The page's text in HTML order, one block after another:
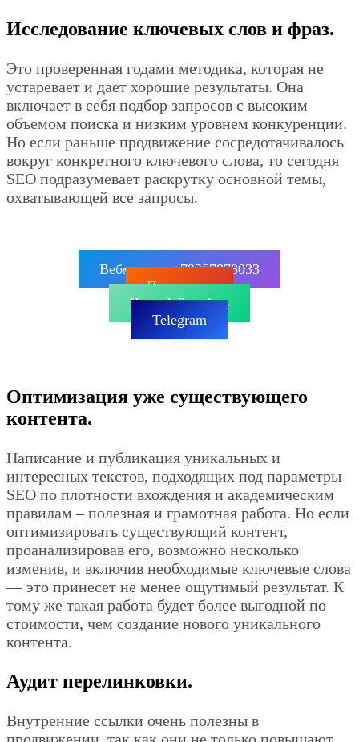
Исследование ключевых слов и фраз.
Это проверенная годами методика, которая не
устаревает и дает хорошие результаты. Она
включает в себя подбор запросов с высоким
объемом поиска и низким уровнем конкуренции.
Но если раньше продвижение сосредотачивалось
вокруг конкретного ключевого слова, то сегодня
SEO подразумевает раскрутку основной темы,
охватывающей все запросы.
Вебмастер: +79267878033
Позвонить
Чат в WhatsApp
Telegram
Оптимизация уже существующего
контента.
Написание и публикация уникальных и
интересных текстов, подходящих под параметры
SEO по плотности вхождения и академическим
правилам – полезная и грамотная работа. Но если
оптимизировать существующий контент,
проанализировав его, возможно несколько
изменив, и включив необходимые ключевые слова
— это принесет не менее ощутимый результат. К
тому же такая работа будет более выгодной по
стоимости, чем создание нового уникального
контента.
Аудит перелинковки.
Внутренние ссылки очень полезны в